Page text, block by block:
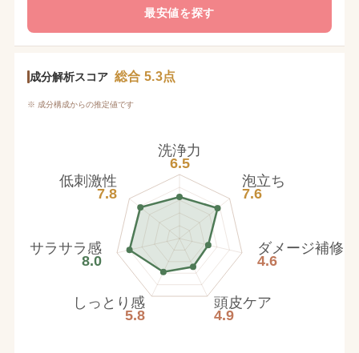
最安値を探す
成分解析スコア 総合 5.3点
※ 成分構成からの推定値です
洗浄力
6.5
泡立ち
7.6
ダメージ補修
4.6
頭皮ケア
4.9
しっとり感
5.8
サラサラ感
8.0
低刺激性
7.8